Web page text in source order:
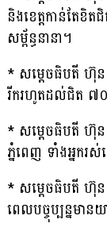
និងខេត្តកាន់តែខិត
សម្ព័ន្ធនានា។
* សម្តេចធិបតី ហ៊ុន
រីករហូតដល់ជិត ៧
* សម្តេចធិបតី ហ៊ុន
ភ្នំពេញ ទាំងអ្នករ
* សម្តេចធិបតី ហ៊ុន
ពេលបច្ចុប្បន្នមា